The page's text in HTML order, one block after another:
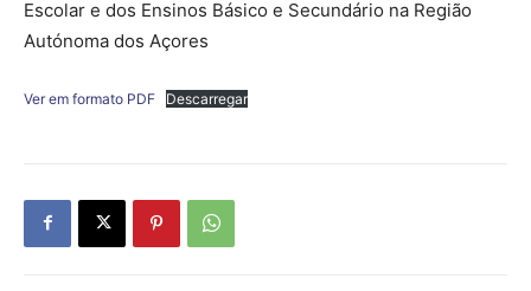
Escolar e dos Ensinos Básico e Secundário na Região
Autónoma dos Açores
Ver em formato PDF Descarregar